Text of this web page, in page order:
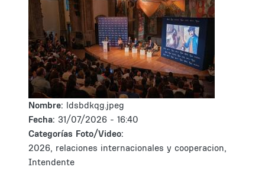
Nombre: ldsbdkqg.jpeg
Fecha: 31/07/2026 - 16:40
Categorías Foto/Video:
2026, relaciones internacionales y cooperacion,
Intendente